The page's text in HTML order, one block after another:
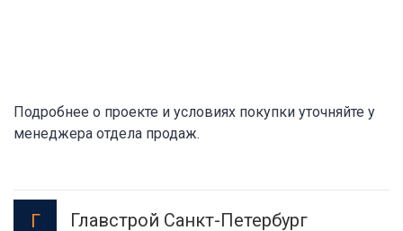
Подробнее о проекте и условиях покупки уточняйте у
менеджера отдела продаж.
Г Главстрой Санкт-Петербург